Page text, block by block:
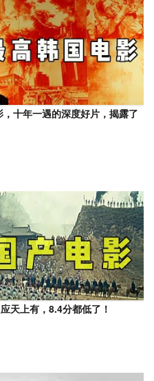
，十年一遇的深度好片，揭露了
天上有，8.4分都低了！